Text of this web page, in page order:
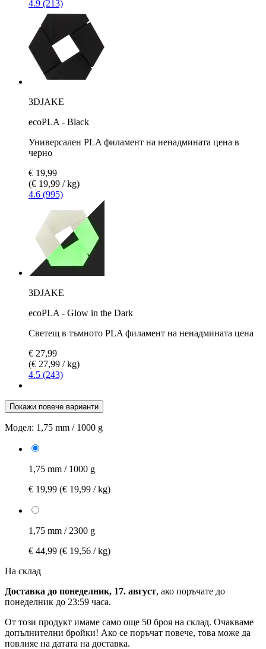
4.9 (213)
3DJAKE
ecoPLA - Black
Универсален PLA филамент на ненадмината цена в
черно
€ 19,99
(€ 19,99 / kg)
4.6 (995)
3DJAKE
ecoPLA - Glow in the Dark
Светещ в тъмното PLA филамент на ненадмината цена
€ 27,99
(€ 27,99 / kg)
4.5 (243)
Покажи повече варианти
Модел: 1,75 mm / 1000 g
1,75 mm / 1000 g
€ 19,99 (€ 19,99 / kg)
1,75 mm / 2300 g
€ 44,99 (€ 19,56 / kg)
На склад
Доставка до понеделник, 17. август, ако поръчате до
понеделник до 23:59 часа.
От този продукт имаме само още 50 броя на склад. Очакваме
допълнителни бройки! Ако се поръчат повече, това може да
повлияе на датата на доставка.